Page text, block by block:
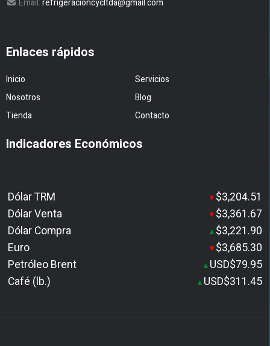
Email:refrigeracioncycltda@gmail.com
Enlaces rápidos
Inicio
Servicios
Nosotros
Blog
Tienda
Contacto
Indicadores Económicos
Dólar TRM ▼ $3,204.51
Dólar Venta
▼ $3,361.67
Dólar Compra
▲ $3,221.90
Euro
▼ $3,685.30
Petróleo Brent
▲ USD$79.95
Café (lb.)
▲ USD$311.45